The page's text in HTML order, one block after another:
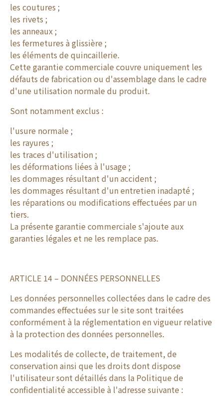
les coutures ;
les rivets ;
les anneaux ;
les fermetures à glissière ;
les éléments de quincaillerie.
Cette garantie commerciale couvre uniquement les
défauts de fabrication ou d'assemblage dans le cadre
d'une utilisation normale du produit.
Sont notamment exclus :
l'usure normale ;
les rayures ;
les traces d'utilisation ;
les déformations liées à l'usage ;
les dommages résultant d'un accident ;
les dommages résultant d'un entretien inadapté ;
les réparations ou modifications effectuées par un
tiers.
La présente garantie commerciale s'ajoute aux
garanties légales et ne les remplace pas.
ARTICLE 14 – DONNÉES PERSONNELLES
Les données personnelles collectées dans le cadre des
commandes effectuées sur le site sont traitées
conformément à la réglementation en vigueur relative
à la protection des données personnelles.
Les modalités de collecte, de traitement, de
conservation ainsi que les droits dont dispose
l'utilisateur sont détaillés dans la Politique de
confidentialité accessible à l'adresse suivante :